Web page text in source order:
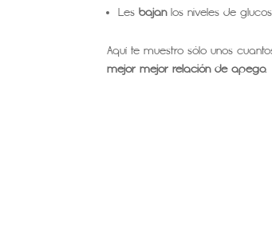
Lesbajanlos niveles de
Aquí te muestro sólo unos
mejor mejor relación de apego.